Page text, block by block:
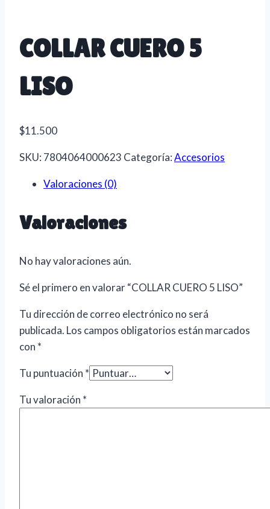
COLLAR CUERO 5
LISO
$11.500
SKU: 7804064000623 Categoría:Accesorios
Valoraciones (0)
Valoraciones
No hay valoraciones aún.
Sé el primero en valorar “COLLAR CUERO 5 LISO”
Tu dirección de correo electrónico no será
publicada. Los campos obligatorios están marcados
con *
Tu puntuación *
Tu valoración *